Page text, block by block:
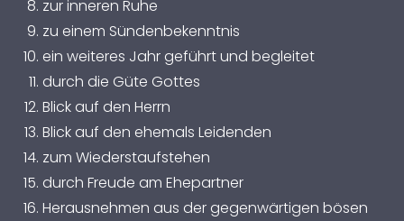
zur inneren Ruhe
zu einem Sündenbekenntnis
ein weiteres Jahr geführt und begleitet
durch die Güte Gottes
Blick auf den Herrn
Blick auf den ehemals Leidenden
zum Wiederstaufstehen
durch Freude am Ehepartner
Herausnehmen aus der gegenwärtigen bösen